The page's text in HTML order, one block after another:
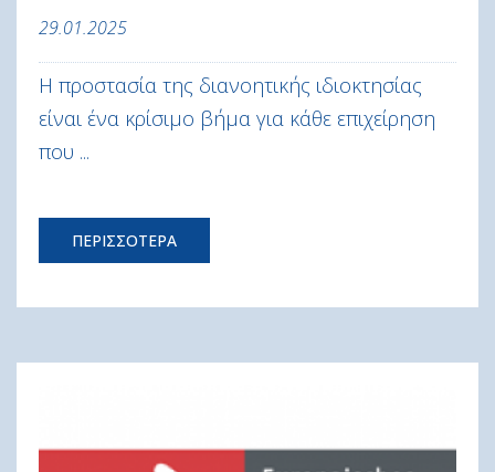
29.01.2025
Η προστασία της διανοητικής ιδιοκτησίας
είναι ένα κρίσιμο βήμα για κάθε επιχείρηση
που ...
ΠΕΡΙΣΣΟΤΕΡΑ